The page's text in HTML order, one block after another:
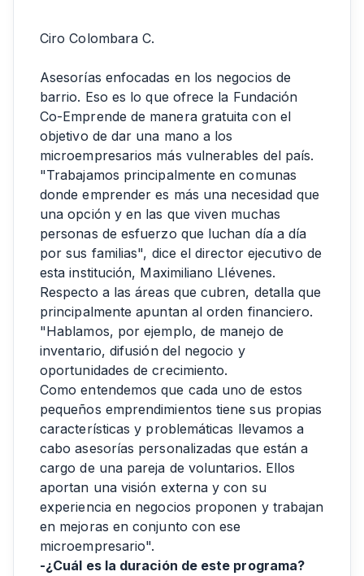
Ciro Colombara C.
Asesorías enfocadas en los negocios de
barrio. Eso es lo que ofrece la Fundación
Co-Emprende de manera gratuita con el
objetivo de dar una mano a los
microempresarios más vulnerables del país.
"Trabajamos principalmente en comunas
donde emprender es más una necesidad que
una opción y en las que viven muchas
personas de esfuerzo que luchan día a día
por sus familias", dice el director ejecutivo de
esta institución, Maximiliano Llévenes.
Respecto a las áreas que cubren, detalla que
principalmente apuntan al orden financiero.
"Hablamos, por ejemplo, de manejo de
inventario, difusión del negocio y
oportunidades de crecimiento.
Como entendemos que cada uno de estos
pequeños emprendimientos tiene sus propias
características y problemáticas llevamos a
cabo asesorías personalizadas que están a
cargo de una pareja de voluntarios. Ellos
aportan una visión externa y con su
experiencia en negocios proponen y trabajan
en mejoras en conjunto con ese
microempresario".
-¿Cuál es la duración de este programa?